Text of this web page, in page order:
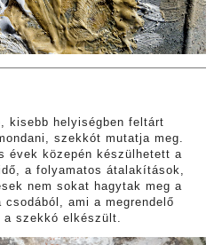
kisebb helyiségben feltárt
szekkót mutatja meg.
évek közepén készülhetett a
a folyamatos átalakítások,
nem sokat hagytak meg a
ami a megrendelő
a szekkó elkészült.